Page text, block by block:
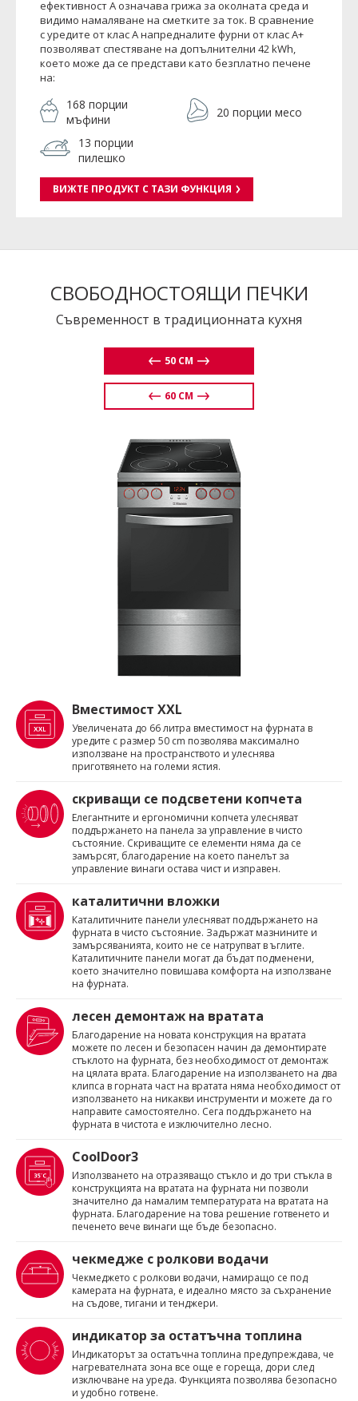
ефективност A означава грижа за околната среда и
видимо намаляване на сметките за ток. В сравнение
с уредите от клас A напредналите фурни от клас A+
позволяват спестяване на допълнителни 42 kWh,
което може да се представи като безплатно печене
на:
168 порции
мъфини
20 порции месо
13 порции
пилешко
ВИЖТЕ ПРОДУКТ С ТАЗИ ФУНКЦИЯ
СВОБОДНОСТОЯЩИ ПЕЧКИ
Съвременност в традиционната кухня
50 CM
60 CM
Вместимост XXL
Увеличената до 66 литра вместимост на фурната в
уредите с размер 50 cm позволява максимално
използване на пространството и улеснява
приготвянето на големи ястия.
скриващи се подсветени копчета
Елегантните и ергономични копчета улесняват
поддържането на панела за управление в чисто
състояние. Скриващите се елементи няма да се
замърсят, благодарение на което панелът за
управление винаги остава чист и изправен.
каталитични вложки
Каталитичните панели улесняват поддържането на
фурната в чисто състояние. Задържат мазнините и
замърсяванията, които не се натрупват в ъглите.
Каталитичните панели могат да бъдат подменени,
което значително повишава комфорта на използване
на фурната.
лесен демонтаж на вратата
Благодарение на новата конструкция на вратата
можете по лесен и безопасен начин да демонтирате
стъклото на фурната, без необходимост от демонтаж
на цялата врата. Благодарение на използването на два
клипса в горната част на вратата няма необходимост от
използването на никакви инструменти и можете да го
направите самостоятелно. Сега поддържането на
фурната в чистота е изключително лесно.
CoolDoor3
Използването на отразяващо стъкло и до три стъкла в
конструкцията на вратата на фурната ни позволи
значително да намалим температурата на вратата на
фурната. Благодарение на това решение готвенето и
печенето вече винаги ще бъде безопасно.
чекмедже с ролкови водачи
Чекмеджето с ролкови водачи, намиращо се под
камерата на фурната, е идеално място за съхранение
на съдове, тигани и тенджери.
индикатор за остатъчна топлина
Индикаторът за остатъчна топлина предупреждава, че
нагревателната зона все още е гореща, дори след
изключване на уреда. Функцията позволява безопасно
и удобно готвене.